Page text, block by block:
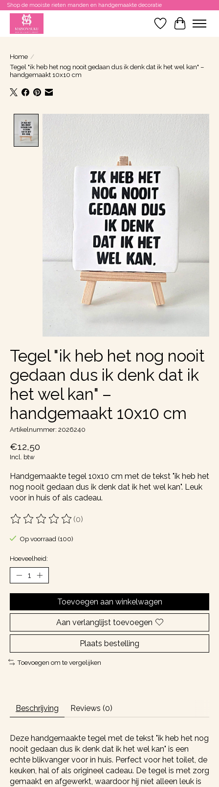
Shop de mooiste rieten manden en handgemaakte decoratie
Verlanglijst
Home /
Tegel "ik heb het nog nooit gedaan dus ik denk dat ik het wel kan" –
handgemaakt 10x10 cm
Product image slideshow Items
Tegel "ik heb het nog nooit
gedaan dus ik denk dat ik
het wel kan" –
handgemaakt 10x10 cm
Artikelnummer: 2026240
€12,50
Incl. btw
Handgemaakte tegel 10x10 cm met de tekst "ik heb het
nog nooit gedaan dus ik denk dat ik het wel kan". Leuk
voor in huis of als cadeau.
De beoordeling van dit product is
(0)
Op voorraad (100)
Hoeveelheid:
Toevoegen aan winkelwagen
Aan verlanglijst toevoegen
Plaats bestelling
Toevoegen om te vergelijken
Beschrijving Reviews (0)
Deze handgemaakte tegel met de tekst "ik heb het nog
nooit gedaan dus ik denk dat ik het wel kan" is een
echte blikvanger voor in huis. Perfect voor het toilet, de
keuken, hal of als origineel cadeau. De tegel is met zorg
gemaakt en afgewerkt, waardoor hij niet alleen leuk is